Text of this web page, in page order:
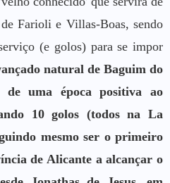
Farioli e Villas-Boas, sendo
(e golos) para se impor
natural de Baguim do
uma época positiva ao
10 golos (todos na La
mesmo ser o primeiro
de Alicante a alcançar o